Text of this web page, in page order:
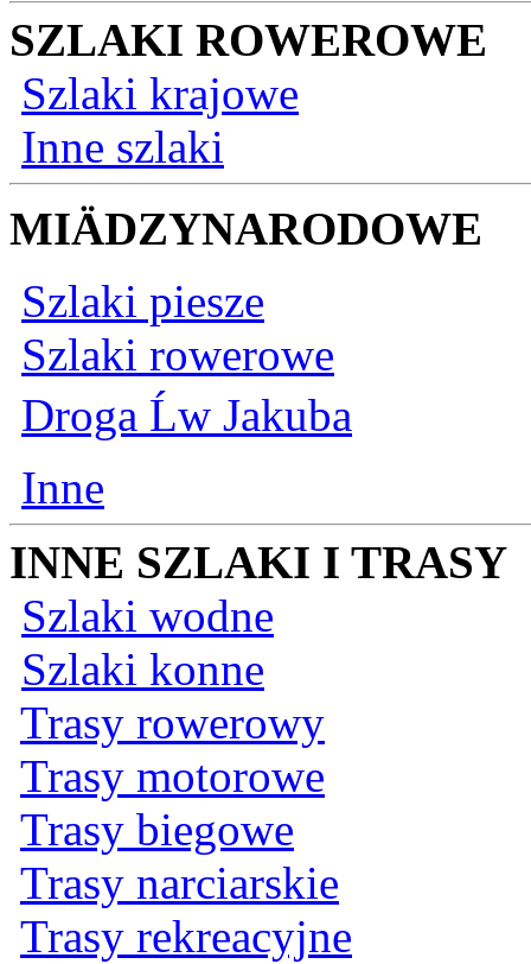
SZLAKI ROWEROWE
Szlaki krajowe
Inne szlaki
MIÄDZYNARODOWE
Szlaki piesze
Szlaki rowerowe
Droga Ĺw Jakuba
Inne
INNE SZLAKI I TRASY
Szlaki wodne
Szlaki konne
Trasy rowerowy
Trasy motorowe
Trasy biegowe
Trasy narciarskie
Trasy rekreacyjne